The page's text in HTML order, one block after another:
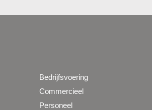
Bedrijfsvoering
Commercieel
Personeel